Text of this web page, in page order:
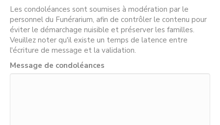
Les condoléances sont soumises à modération par le
personnel du Funérarium, afin de contrôler le contenu pour
éviter le démarchage nuisible et préserver les familles.
Veuillez noter qu'il existe un temps de latence entre
l'écriture de message et la validation.
Message de condoléances